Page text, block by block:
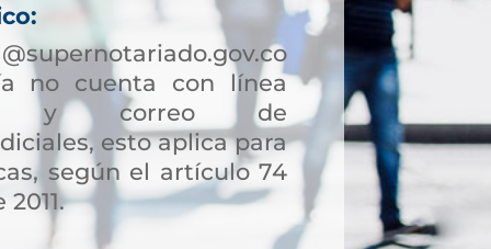
no cuenta con línea
y correo de
esto aplica para
según el artículo 74